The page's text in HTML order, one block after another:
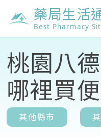
藥局生活
Best Pharmacy
桃園八
哪裡買
其他縣市